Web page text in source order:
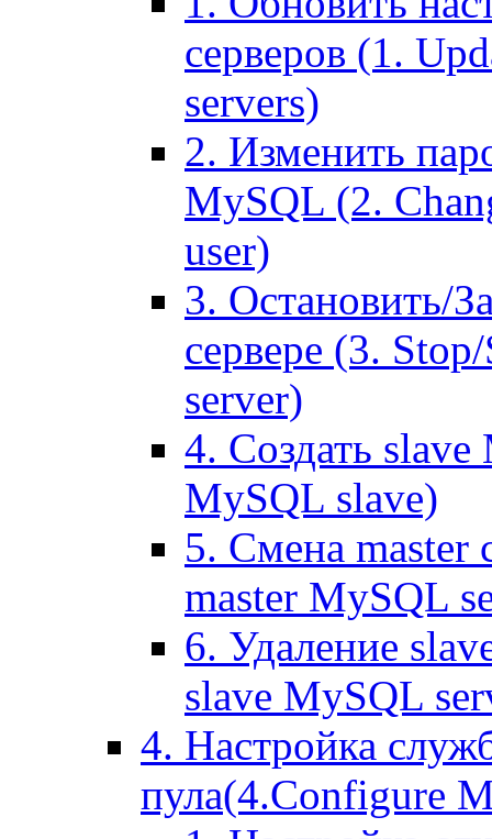
серверов (1.
servers)
2. Изменить
MySQL (2.
user)
3. Остановить/
сервере (3.
server)
4. Создать
MySQL slave)
5. Смена master
master MySQL
6. Удаление
slave MySQL
4. Настройка
пула(4.Configure